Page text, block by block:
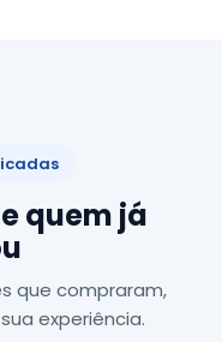
quem já
que compraram,
experiência.